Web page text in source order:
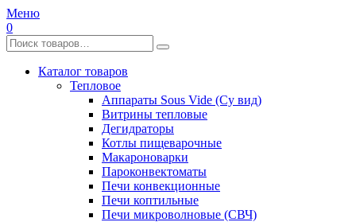
Меню
0
Каталог товаров
Тепловое
Аппараты Sous Vide (Су вид)
Витрины тепловые
Дегидраторы
Котлы пищеварочные
Макароноварки
Пароконвектоматы
Печи конвекционные
Печи коптильные
Печи микроволновые (СВЧ)